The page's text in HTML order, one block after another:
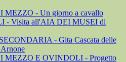
MEZZO - Un giorno a cavallo
- Visita all'AIA DEI MUSEI di
- Gita Cascata delle
MEZZO E OVINDOLI - Progetto